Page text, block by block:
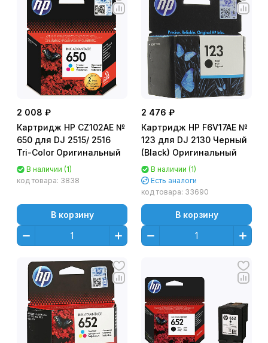
2 008 ₽
Картридж HP CZ102AE №
650 для DJ 2515/ 2516
Tri-Color Оригинальный
В наличии (1)
код товара: 3838
В корзину
2 476 ₽
Картридж HP F6V17AE №
123 для DJ 2130 Черный
(Black) Оригинальный
В наличии (1)
Есть аналоги
код товара: 33690
В корзину